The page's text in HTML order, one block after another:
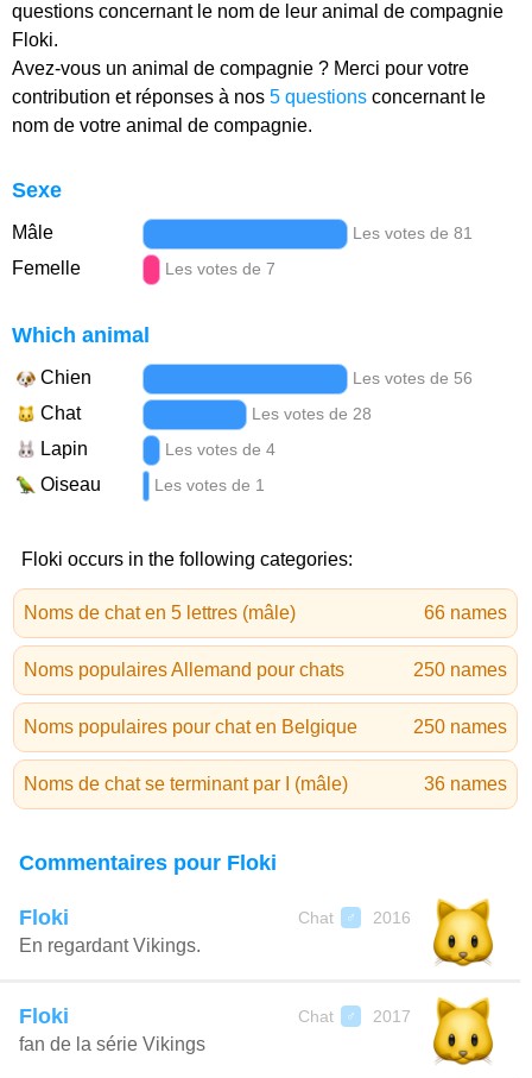
questions concernant le nom de leur animal de compagnie
Floki.
Avez-vous un animal de compagnie ? Merci pour votre
contribution et réponses à nos 5 questions concernant le
nom de votre animal de compagnie.
Sexe
Mâle Les votes de 81
Femelle Les votes de 7
Which animal
Chien Les votes de 56
Chat Les votes de 28
Lapin Les votes de 4
Oiseau Les votes de 1
Floki occurs in the following categories:
Noms de chat en 5 lettres (mâle) 66 names
Noms populaires Allemand pour chats 250 names
Noms populaires pour chat en Belgique 250 names
Noms de chat se terminant par I (mâle) 36 names
Commentaires pour Floki
Floki Chat ♂ 2016
En regardant Vikings.
Floki Chat ♂ 2017
fan de la série Vikings